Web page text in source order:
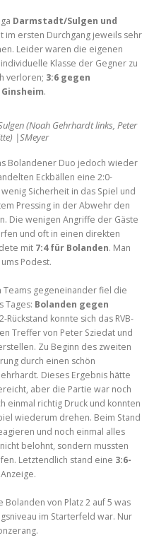
Darmstadt/Sulgen und
im ersten Durchgang jeweils sehr
Leider waren die eigenen
Klasse der Gegner zu
verloren; 3:6 gegen
.
(Noah Gehrhardt links, Peter
|SMeyer
Bolandener Duo jedoch wieder
Eckbällen eine 2:0-
Sicherheit in das Spiel und
Pressing in der Abwehr den
Die wenigen Angriffe der Gäste
und oft in einen direkten
mit 7:4 für Bolanden. Man
Podest.
gegeneinander fiel die
Tages: Bolanden gegen
Rückstand konnte sich das RVB-
Treffer von Peter Sziedat und
Zu Beginn des zweiten
durch einen schön
Dieses Ergebnis hätte
aber die Partie war noch
einmal richtig Druck und konnten
wiederum drehen. Beim Stand
und noch einmal alles
belohnt, sondern mussten
Letztendlich stand eine 3:6-
von Platz 2 auf 5 was
im Starterfeld war. Nur